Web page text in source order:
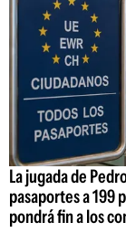
La jugada de
pasaportes a 199
pondrá fin a los